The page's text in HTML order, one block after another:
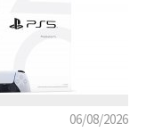
06/08/2026